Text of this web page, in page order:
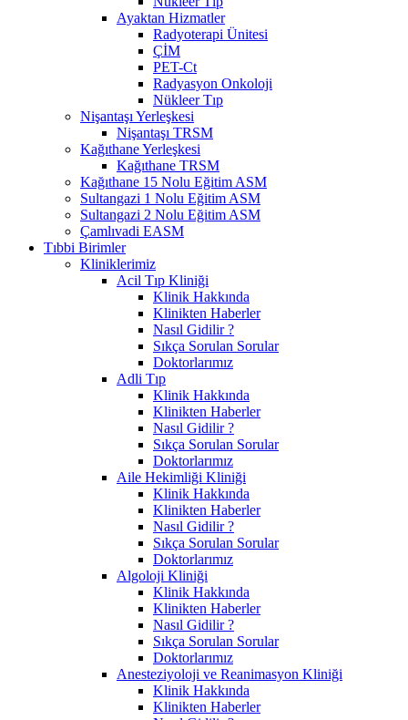
Ayaktan Hizmatler
Radyoterapi Ünitesi
ÇİM
PET-Ct
Radyasyon Onkoloji
Nükleer Tıp
Nişantaşı Yerleşkesi
Nişantaşı TRSM
Kağıthane Yerleşkesi
Kağıthane TRSM
Kağıthane 15 Nolu Eğitim ASM
Sultangazi 1 Nolu Eğitim ASM
Sultangazi 2 Nolu Eğitim ASM
Çamlıvadi EASM
Tıbbi Birimler
Kliniklerimiz
Acil Tıp Kliniği
Klinik Hakkında
Klinikten Haberler
Nasıl Gidilir ?
Sıkça Sorulan Sorular
Doktorlarımız
Adli Tıp
Klinik Hakkında
Klinikten Haberler
Nasıl Gidilir ?
Sıkça Sorulan Sorular
Doktorlarımız
Aile Hekimliği Kliniği
Klinik Hakkında
Klinikten Haberler
Nasıl Gidilir ?
Sıkça Sorulan Sorular
Doktorlarımız
Algoloji Kliniği
Klinik Hakkında
Klinikten Haberler
Nasıl Gidilir ?
Sıkça Sorulan Sorular
Doktorlarımız
Anesteziyoloji ve Reanimasyon Kliniği
Klinik Hakkında
Klinikten Haberler